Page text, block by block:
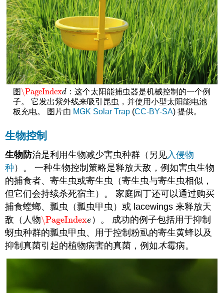
图\PageIndexd
\PageIndexd ：这个太阳能捕虫器是机械控制的一个例
子。 它发出紫外线来吸引昆虫，并使用小型太阳能电池
板充电。 图片由 MGK Solar Trap(CC-BY-SA) 提供。
生物控制
生物防治是利用生物减少害虫种群（另见 入侵物
种 ）。 一种生物控制策略是释放天敌，例如害虫生物
的捕食者、寄生虫或寄生虫（寄生虫与寄生虫相似，
但它们会持续杀死宿主）。 家庭园丁还可以通过购买
捕食螳螂、瓢虫（瓢虫甲虫）或 lacewings 来释放天
敌（人物\PageIndexe
\PageIndexe ）。 成功的例子包括用于抑制
蚜虫种群的瓢虫甲虫、用于控制粉虱的寄生黄蜂以及
抑制真菌引起的植物病害的真菌，例如木霉病。